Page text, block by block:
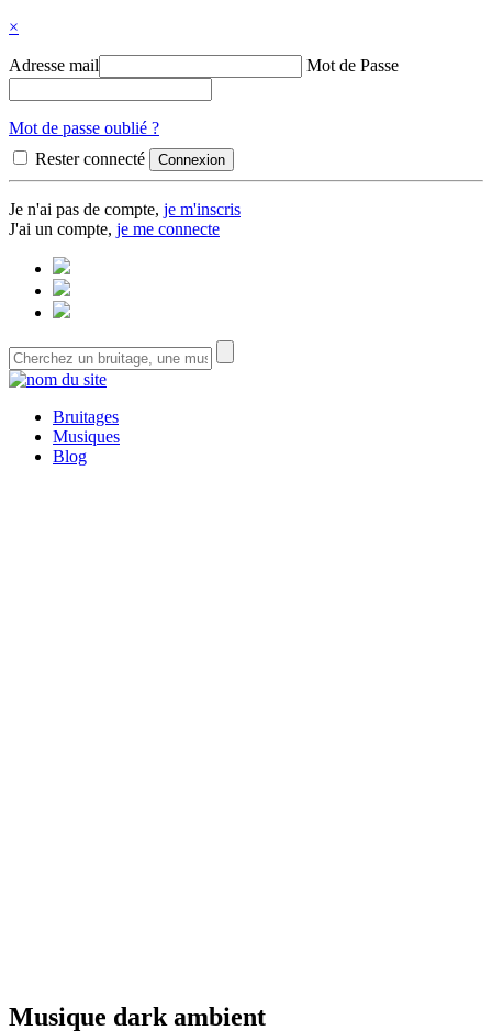
×
Adresse mail Mot de Passe
Mot de passe oublié ?
Rester connecté
Je n'ai pas de compte, je m'inscris
J'ai un compte, je me connecte
Bruitages
Musiques
Blog
Musique dark ambient